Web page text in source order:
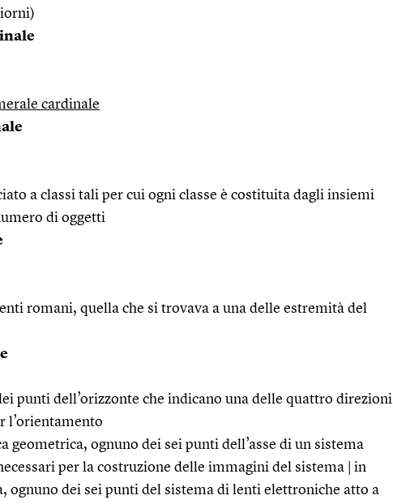
cardinale
a classi tali per cui ogni classe è costituita dagli insiemi
di oggetti
romani, quella che si trovava a una delle estremità del
punti dell’orizzonte che indicano una delle quattro direzioni
l’orientamento
geometrica, ognuno dei sei punti dell’asse di un sistema
per la costruzione delle immagini del sistema | in
ognuno dei sei punti del sistema di lenti elettroniche atto a